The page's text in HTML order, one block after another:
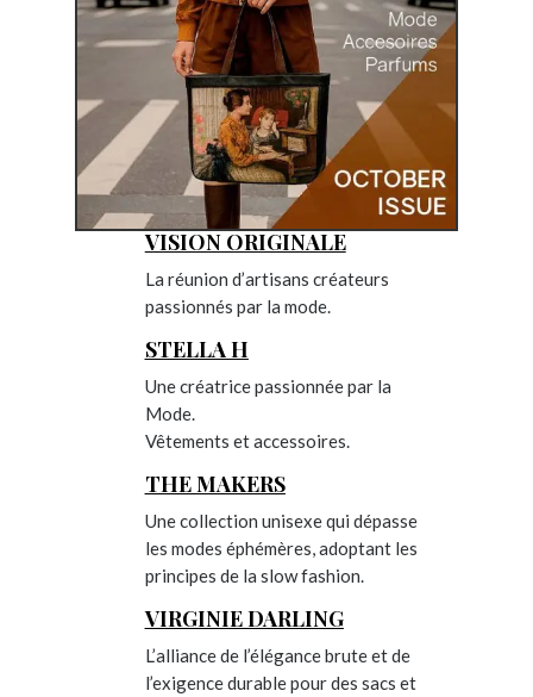
VISION ORIGINALE
La réunion d’artisans créateurs
passionnés par la mode.
STELLA H
Une créatrice passionnée par la
Mode.
Vêtements et accessoires.
THE MAKERS
Une collection unisexe qui dépasse
les modes éphémères, adoptant les
principes de la slow fashion.
VIRGINIE DARLING
L’alliance de l’élégance brute et de
l’exigence durable pour des sacs et